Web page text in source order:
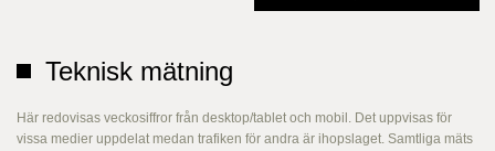
Teknisk mätning
Här redovisas veckosiffror från desktop/tablet och mobil. Det uppvisas för
vissa medier uppdelat medan trafiken för andra är ihopslaget. Samtliga mäts